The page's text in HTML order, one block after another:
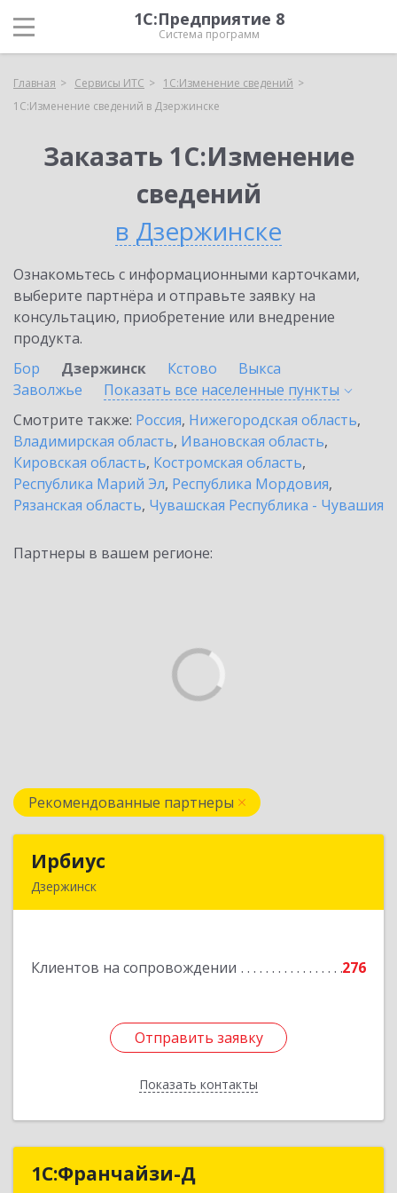
1С:Предприятие 8
Система программ
Главная Сервисы ИТС
1С:Изменение сведений
1С:Изменение сведений в Дзержинске
Заказать 1С:Изменение
сведений
в Дзержинске
Ознакомьтесь с информационными карточками,
выберите партнёра и отправьте заявку на
консультацию, приобретение или внедрение
продукта.
Бор
Дзержинск Кстово
Выкса
Заволжье
Показать все населенные пункты
Смотрите также: Россия, Нижегородская область,
Владимирская область, Ивановская область,
Кировская область, Костромская область,
Республика Марий Эл, Республика Мордовия,
Рязанская область, Чувашская Республика - Чувашия
Партнеры в вашем регионе:
Рекомендованные партнеры
Ирбиус
Дзержинск
Клиентов на сопровождении 276
Отправить заявку
Показать контакты
Подробнее
Отправить заявку
Назад
1С:Франчайзи-Д